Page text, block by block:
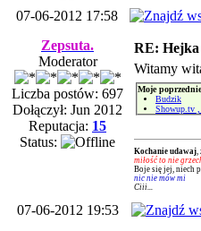
07-06-2012 17:58
Zepsuta.
Moderator
Liczba postów: 697
Dołączył: Jun 2012
Reputacja: 15
Status:
RE:
Witamy
Moje
Budzik
Showup.tv
Kochanie udawaj,
miłość to nie
Boje się jej, niech
nic nie mów mi
Ciii...
07-06-2012 19:53